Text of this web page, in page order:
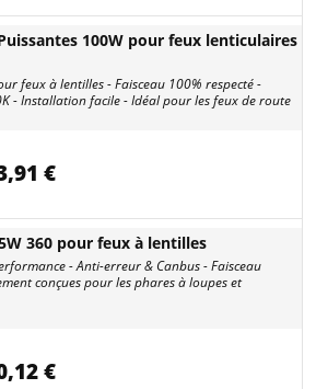
100W pour feux lenticulaires
feux à lentilles - Faisceau 100% respecté -
- Installation facile - Idéal pour les feux de route
€
360 pour feux à lentilles
- Anti-erreur & Canbus - Faisceau
conçues pour les phares à loupes et
€